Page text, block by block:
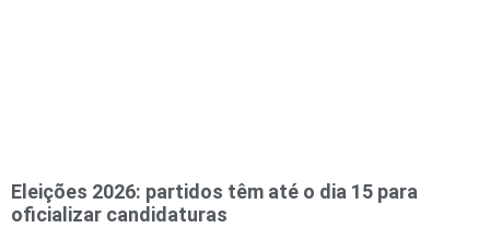
Eleições 2026: partidos têm até o dia 15 para
oficializar candidaturas